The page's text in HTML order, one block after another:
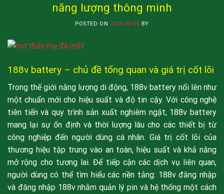
năng lượng thông minh
POSTED ON 2026-08-06 BY
188v battery – chủ đề tổng quan và giá trị cốt lõi
Trong thế giới năng lượng di động, 188v battery nổi lên như
một chuẩn mới cho hiệu suất và độ tin cậy. Với công nghệ
tiên tiến và quy trình sản xuất nghiêm ngặt, 188v battery
mang lại sự ổn định và thời lượng lâu cho các thiết bị từ
công nghiệp đến người dùng cá nhân. Giá trị cốt lõi của
thương hiệu tập trung vào an toàn, hiệu suất và khả năng
mở rộng cho tương lai. Để tiếp cận các dịch vụ liên quan,
người dùng có thể tìm hiểu các nền tảng: 188v đăng nhập
và đăng nhập 188v nhằm quản lý pin và hệ thống một cách